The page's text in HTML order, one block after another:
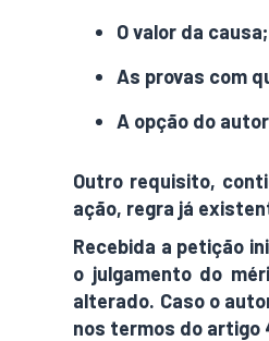
O valor da causa;
As provas com
A opção do
Outro requisito,
ação, regra já
Recebida a petição
o julgamento do
alterado. Caso o
nos termos do artigo